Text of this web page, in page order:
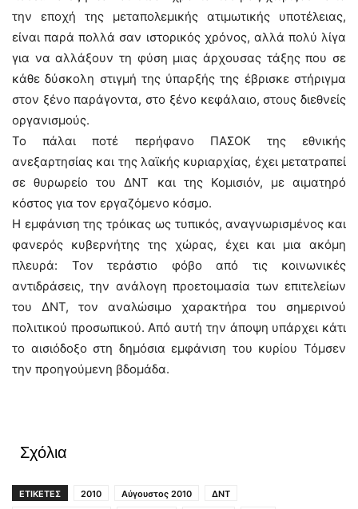
την εποχή της μεταπολεμικής ατιμωτικής υποτέλειας,
είναι παρά πολλά σαν ιστορικός χρόνος, αλλά πολύ λίγα
για να αλλάξουν τη φύση μιας άρχουσας τάξης που σε
κάθε δύσκολη στιγμή της ύπαρξής της έβρισκε στήριγμα
στον ξένο παράγοντα, στο ξένο κεφάλαιο, στους διεθνείς
οργανισμούς.
Το πάλαι ποτέ περήφανο ΠΑΣΟΚ της εθνικής
ανεξαρτησίας και της λαϊκής κυριαρχίας, έχει μετατραπεί
σε θυρωρείο του ΔΝΤ και της Κομισιόν, με αιματηρό
κόστος για τον εργαζόμενο κόσμο.
Η εμφάνιση της τρόικας ως τυπικός, αναγνωρισμένος και
φανερός κυβερνήτης της χώρας, έχει και μια ακόμη
πλευρά: Τον τεράστιο φόβο από τις κοινωνικές
αντιδράσεις, την ανάλογη προετοιμασία των επιτελείων
του ΔΝΤ, τον αναλώσιμο χαρακτήρα του σημερινού
πολιτικού προσωπικού. Από αυτή την άποψη υπάρχει κάτι
το αισιόδοξο στη δημόσια εμφάνιση του κυρίου Τόμσεν
την προηγούμενη βδομάδα.
Σχόλια
ΕΤΙΚΕΤΕΣ 2010 Αύγουστος 2010
ΔΝΤ